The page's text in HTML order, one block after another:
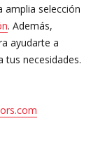
amplia selección
. Además,
ayudarte a
necesidades.